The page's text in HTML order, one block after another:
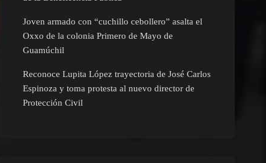
Joven armado con “cuchillo cebollero” asalta el
Oxxo de la colonia Primero de Mayo de
Guamúchil
Reconoce Lupita López trayectoria de José Carlos
Espinoza y toma protesta al nuevo director de
Protección Civil